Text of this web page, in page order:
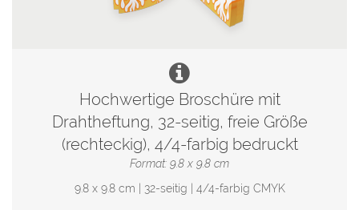
Hochwertige Broschüre mit
Drahtheftung, 32-seitig, freie Größe
(rechteckig), 4/4-farbig bedruckt
Format: 9.8 x 9.8 cm
9.8 x 9.8 cm | 32-seitig | 4/4-farbig CMYK